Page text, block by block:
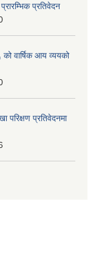
प्रतिवेदन
वार्षिक आय व्ययको
परिक्षण प्रतिवेदनमा